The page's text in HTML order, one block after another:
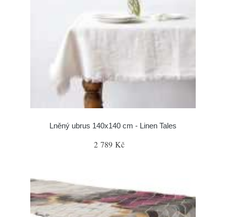
Lněný ubrus 140x140 cm - Linen Tales
2 789 Kč